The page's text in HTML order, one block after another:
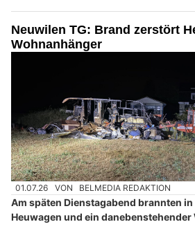
Neuwilen TG: Brand zerstört
Wohnanhänger
01.07.26 VON BELMEDIA REDAKTION
Am späten Dienstagabend brannten
Heuwagen und ein danebenstehender